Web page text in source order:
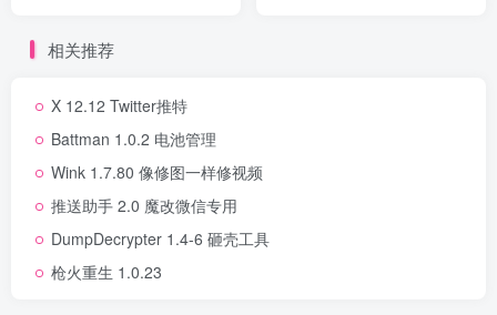
相关推荐
X 12.12 Twitter推特
Battman 1.0.2 电池管理
Wink 1.7.80 像修图一样修视频
推送助手 2.0 魔改微信专用
DumpDecrypter 1.4-6 砸壳工具
枪火重生 1.0.23